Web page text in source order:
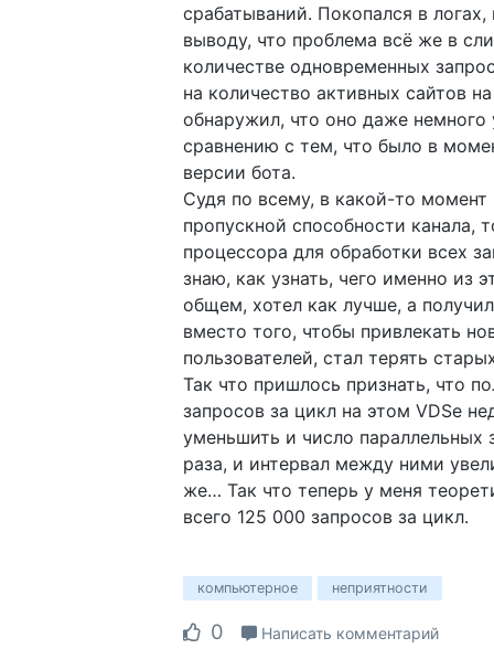
срабатываний. Покопался в
выводу, что проблема всё же в
количестве одновременных
на количество активных сайтов
обнаружил, что оно даже
сравнению с тем, что было в
версии бота.
Судя по всему, в какой-то момент
пропускной способности канала,
процессора для обработки всех
знаю, как узнать, чего именно из
общем, хотел как лучше, а
вместо того, чтобы привлекать
пользователей, стал терять
Так что пришлось признать, что
запросов за цикл на этом VDSе
уменьшить и число параллельных
раза, и интервал между ними
же… Так что теперь у меня
всего 125 000 запросов за цикл.
компьютерное неприятности
0 Написать комментарий